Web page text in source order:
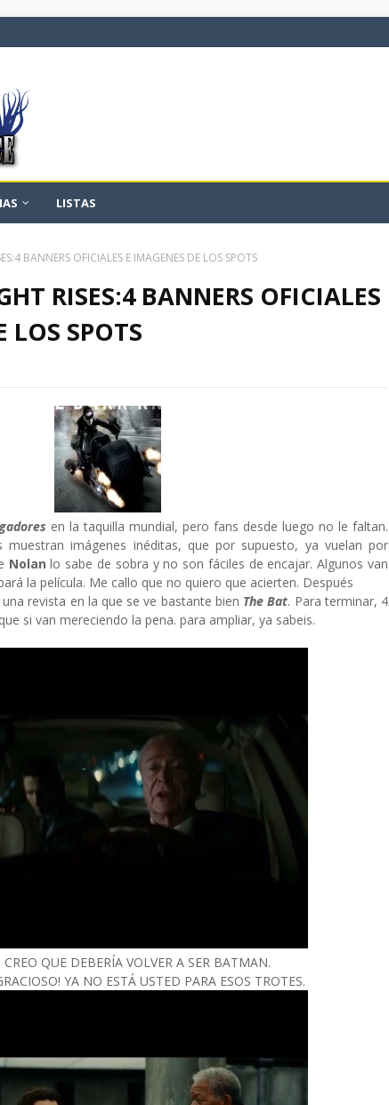
LISTAS
BANNERS OFICIALES E IMAGENES DE LOS SPOTS
RISES:4 BANNERS OFICIALES
LOS SPOTS
en la taquilla mundial, pero fans desde luego no le faltan.
muestran imágenes inéditas, que por supuesto, ya vuelan por
Nolanlo sabe de sobra y no son fáciles de encajar. Algunos van
la película. Me callo que no quiero que acierten. Después
revista en la que se ve bastante bien The Bat. Para terminar, 4
si van mereciendo la pena. para ampliar, ya sabeis.
CREO QUE DEBERÍA VOLVER A SER BATMAN.
YA NO ESTÁ USTED PARA ESOS TROTES.